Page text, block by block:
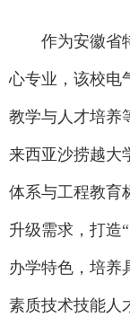
作为安徽省特
心专业，该校电
教学与人才培养
来西亚沙捞越大
体系与工程教育
升级需求，打造
办学特色，培养
素质技术技能人